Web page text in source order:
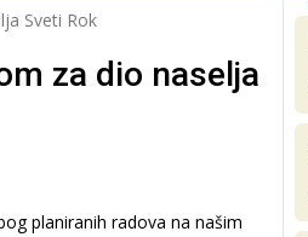
Sveti Rok
za dio naselja
planiranih radova na našim